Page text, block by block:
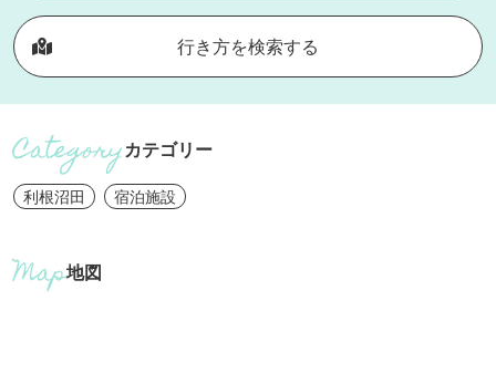
行き方を検索する
カテゴリー
利根沼田 宿泊施設
地図